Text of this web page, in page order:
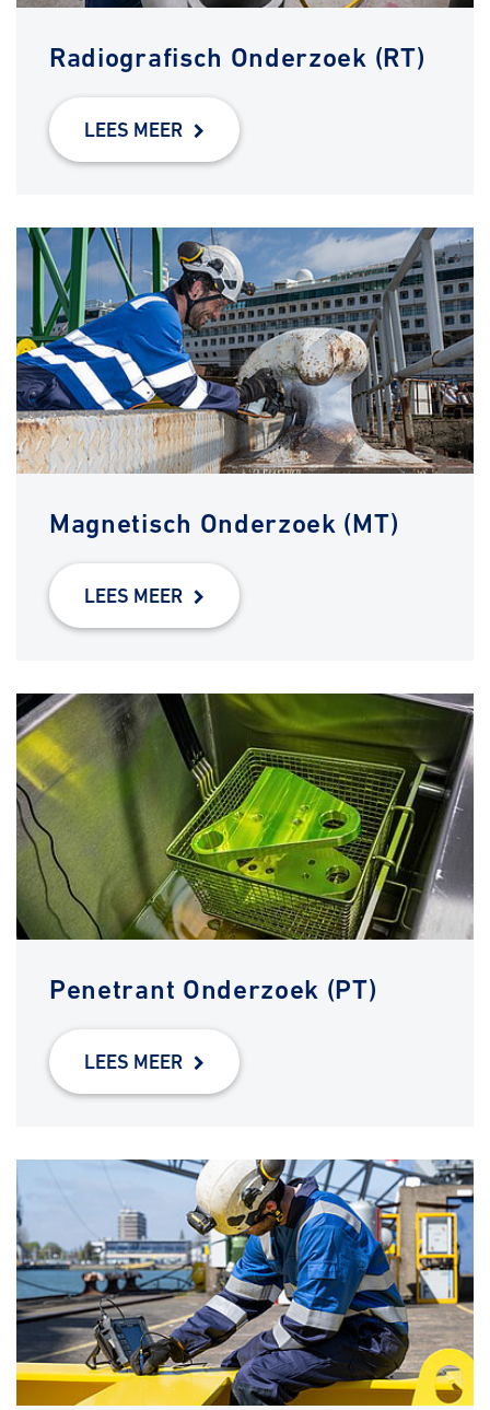
Radiografisch Onderzoek (RT)
LEES MEER
Magnetisch Onderzoek (MT)
LEES MEER
Penetrant Onderzoek (PT)
LEES MEER